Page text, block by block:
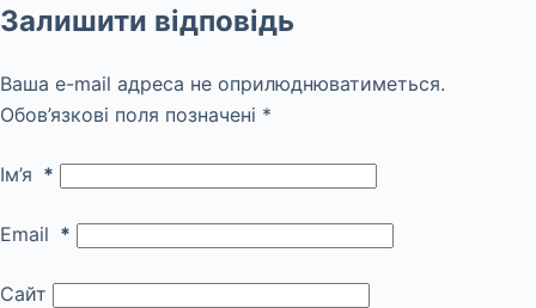
Залишити відповідь
Ваша e-mail адреса не оприлюднюватиметься.
Обов’язкові поля позначені *
Ім’я *
Email *
Сайт